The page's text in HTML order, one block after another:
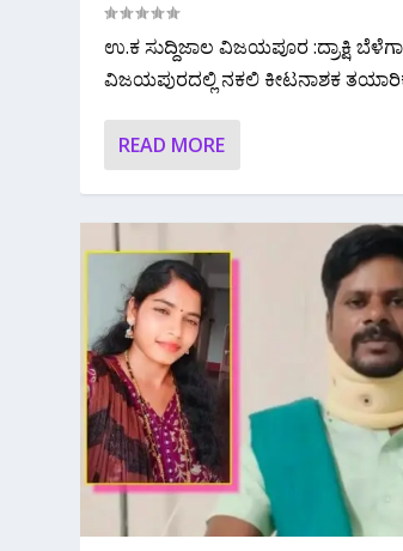
ಉ.ಕ ಸುದ್ದಿಜಾಲ ವಿಜಯಪೂರ :ದ್ರಾಕ್ಷಿ
ವಿಜಯಪುರದಲ್ಲಿ ನಕಲಿ ಕೀಟನಾಶಕ
READ MORE